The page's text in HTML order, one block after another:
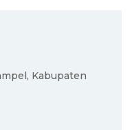
Kabupaten